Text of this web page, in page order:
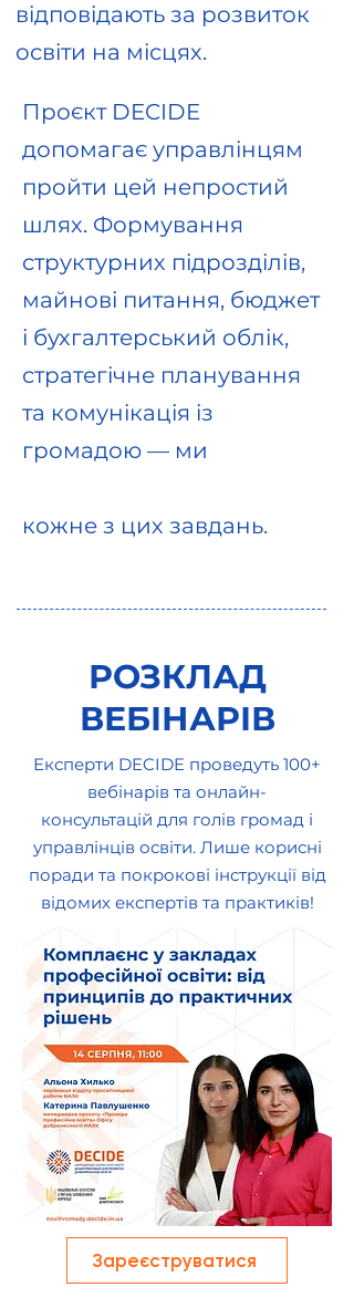
відповідають за розвиток
освіти на місцях.
Проєкт DECIDE
допомагає управлінцям
пройти цей непростий
шлях. Формування
структурних підрозділів,
майнові питання, бюджет
і бухгалтерський облік,
стратегічне планування
та комунікація із
громадою — ми
кожне з цих завдань.
РОЗКЛАД
ВЕБІНАРІВ
Експерти DECIDE проведуть 100+
вебінарів та онлайн-
консультацій для голів громад і
управлінців освіти. Лише корисні
поради та покрокові інструкції від
відомих експертів та практиків!
Зареєструватися